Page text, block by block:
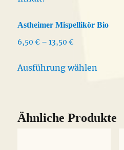
Astheimer Mispellikör Bio
6,50€ –13,50€
bis
Ausführung wählen
Ähnliche Produkte